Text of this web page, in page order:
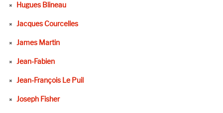
Hugues Blineau
Jacques Courcelles
James Martin
Jean-Fabien
Jean-François Le Puil
Joseph Fisher